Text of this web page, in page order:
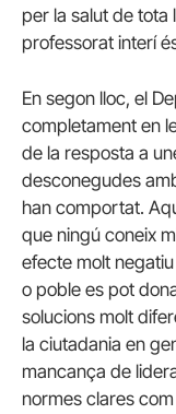
per la salut de
professorat interí
En segon lloc, el
completament en
de la resposta a
desconegudes
han comportat.
que ningú coneix
efecte molt
o poble es pot
solucions molt
la ciutadania en
mancança de
normes clares